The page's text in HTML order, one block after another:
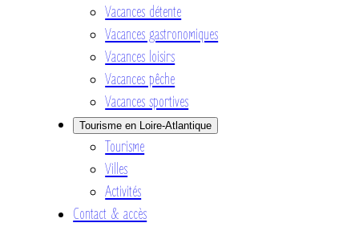
Vacances détente
Vacances gastronomiques
Vacances loisirs
Vacances pêche
Vacances sportives
Tourisme en Loire-Atlantique
Tourisme
Villes
Activités
Contact & accès